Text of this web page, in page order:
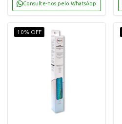
Consulte-nos pelo WhatsApp
10% OFF